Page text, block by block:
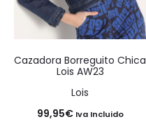
Cazadora Borreguito Chica
Lois AW23
Lois
99,95€ Iva Incluido